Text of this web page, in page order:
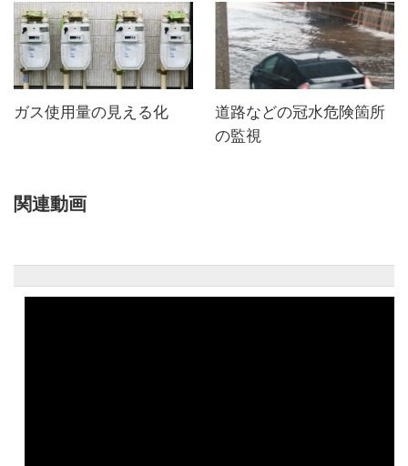
ガス使用量の見える化
道路などの冠水危険箇所
の監視
関連動画